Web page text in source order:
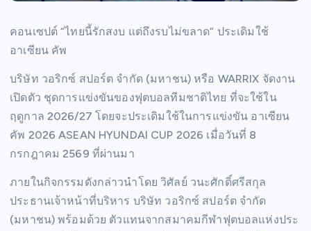
คอนเซปต์ “ไทยนี้รักสงบ แต่ถึงรบไม่ขลาด” ประเดิมใช้
อาเซียน คัพ
บริษัท วอริกซ์ สปอร์ต จำกัด (มหาชน) หรือ WARRIX จัดงาน
เปิดตัว ชุดการแข่งขันของฟุตบอลทีมชาติไทย ที่จะใช้ใน
ฤดูกาล 2026/27 โดยจะประเดิมใช้ในการแข่งขัน อาเซียน
คัพ 2026 ASEAN HYUNDAI CUP 2026 เมื่อวันที่ 8
กรกฎาคม 2569 ที่ผ่านมา
ภายในกิจกรรมดังกล่าวนำโดย วิศัลย์ วนะศักดิ์ศรีสกุล
ประธานเจ้าหน้าที่บริหาร บริษัท วอริกซ์ สปอร์ต จำกัด
(มหาชน) พร้อมด้วย ตัวแทนจากสมาคมกีฬาฟุตบอลแห่งประ